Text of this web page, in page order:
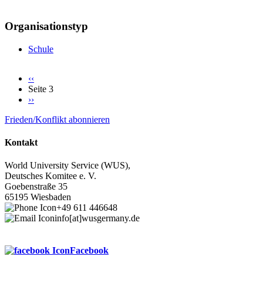
Organisationstyp
Schule
Seitennummerierung
Vorherige
Seite
‹‹
Seite 3
Nächste
››
Frieden/Konflikt abonnieren
Kontakt
World University Service (WUS),
Deutsches Komitee e. V.
Goebenstraße 35
65195 Wiesbaden
+49 611 446648
info[at]wusgermany.de
Facebook